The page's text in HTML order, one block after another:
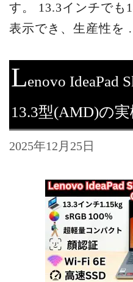
す。 13.3インチでも
表示でき、生産性を
Lenovo IdeaPad
13.3型(AMD)の
2025年12月25日